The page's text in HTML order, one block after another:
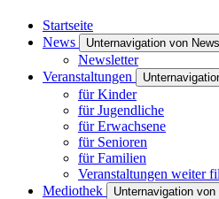
Startseite
News
Unternavigation von News
Newsletter
Veranstaltungen
für Kinder
für Jugendliche
für Erwachsene
für Senioren
für Familien
Veranstaltungen weiter
Mediothek
Unternavigation von